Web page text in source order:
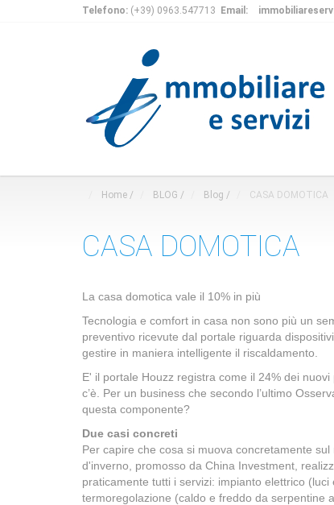
Telefono: (+39) 0963.547713 Email:
Home / BLOG / Blog / CASA DOMOTICA
CASA DOMOTICA
La casa domotica vale il 10% in più
Tecnologia e comfort in casa non sono più un
preventivo ricevute dal portale riguarda
gestire in maniera intelligente il riscaldamento.
E' il portale Houzz registra come il 24% dei
c’è. Per un business che secondo l’ultimo
questa componente?
Due casi concreti
Per capire che cosa si muova concretamente
d'inverno, promosso da China Investment,
praticamente tutti i servizi: impianto elettrico
termoregolazione (caldo e freddo da serpentine